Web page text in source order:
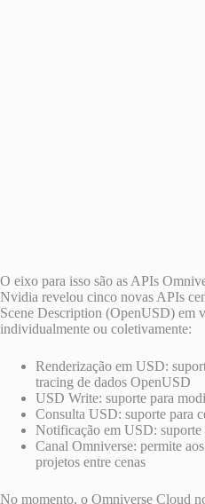
O eixo para isso são as APIs
Nvidia revelou cinco novas APIs
Scene Description (OpenUSD) em
individualmente ou coletivamente:
Renderização em USD:
tracing de dados OpenUSD
USD Write: suporte para
Consulta USD: suporte para
Notificação em USD: suporte
Canal Omniverse: permite
projetos entre cenas
No momento, o Omniverse Cloud